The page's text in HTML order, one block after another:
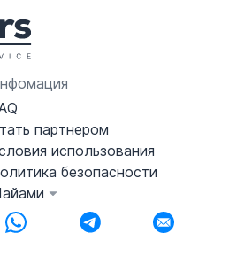
партнером
использования
безопасности